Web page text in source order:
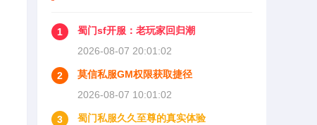
1
蜀门sf开服：老玩家回归潮
2026-08-07 20:01:02
2
莫信私服GM权限获取捷径
2026-08-07 10:01:02
3
蜀门私服久久至尊的真实体验